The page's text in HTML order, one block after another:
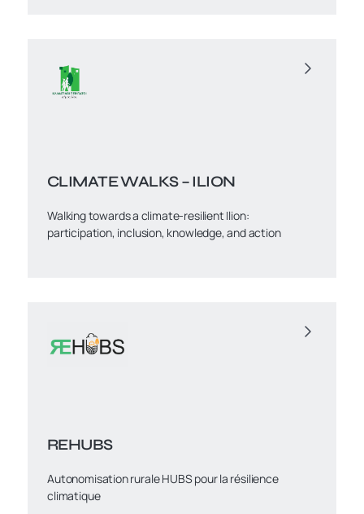
CLIMATE WALKS – ILION
Walking towards a climate-resilient Ilion:
participation, inclusion, knowledge, and action
REHUBS
Autonomisation rurale HUBS pour la résilience
climatique